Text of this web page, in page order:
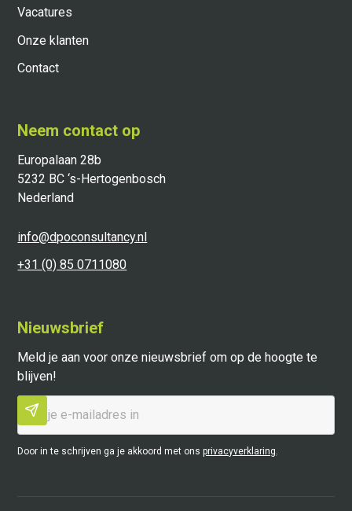
Vacatures
Onze klanten
Contact
Neem contact op
Europalaan 28b
5232 BC ‘s-Hertogenbosch
Nederland
info@dpoconsultancy.nl
+31 (0) 85 0711080
Nieuwsbrief
Meld je aan voor onze nieuwsbrief om op de hoogte te
blijven!
Door in te schrijven ga je akkoord met onsprivacyverklaring